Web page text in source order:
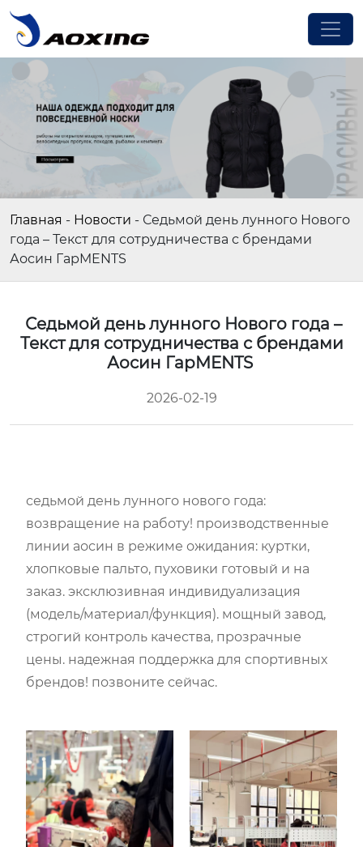
Главная - Новости - Седьмой день лунного Нового
года – Текст для сотрудничества с брендами
Аосин ГарMENTS
Седьмой день лунного Нового года –
Текст для сотрудничества с брендами
Аосин ГарMENTS
2026-02-19
седьмой день лунного нового года:
возвращение на работу! производственные
линии аосин в режиме ожидания: куртки,
хлопковые пальто, пуховики готовый и на
заказ. эксклюзивная индивидуализация
(модель/материал/функция). мощный завод,
строгий контроль качества, прозрачные
цены. надежная поддержка для спортивных
брендов! позвоните сейчас.